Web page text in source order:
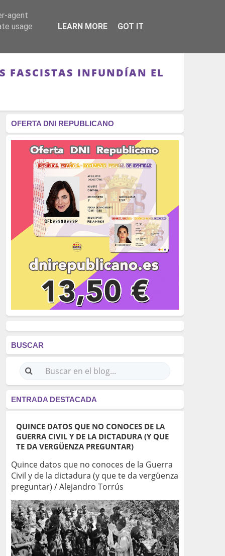
RÉGIMEN - MONARQUÍA
FASCISTAS INFUNDÍAN EL
OFERTA DNI REPUBLICANO
BUSCAR
ENTRADA DESTACADA
QUINCE DATOS QUE NO CONOCES DE LA
GUERRA CIVIL Y DE LA DICTADURA (Y QUE
TE DA VERGÜENZA PREGUNTAR)
Quince datos que no conoces de la Guerra
Civil y de la dictadura (y que te da vergüenza
preguntar) / Alejandro Torrús
agent
usage
LEARN MORE GOT IT